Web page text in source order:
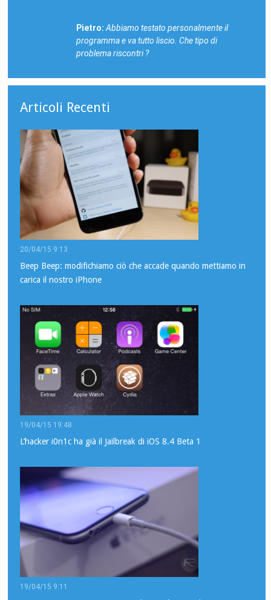
Pietro: Abbiamo testato personalmente il
programma e va tutto liscio. Che tipo di
problema riscontri ?
Articoli Recenti
20/04/15 9:13
Beep Beep: modifichiamo ciò che accade quando mettiamo in
carica il nostro iPhone
19/04/15 19:48
L’hacker i0n1c ha già il Jailbreak di iOS 8.4 Beta 1
19/04/15 9:11